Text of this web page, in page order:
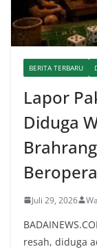
BERITA TERBARU
Lapor
Diduga
Juli 29, 2026
resah, diduga